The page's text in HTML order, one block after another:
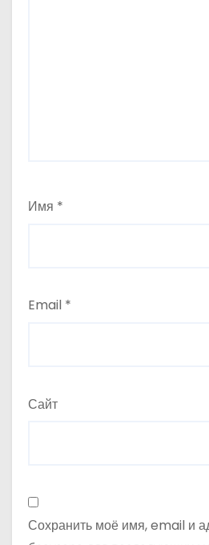
Имя *
Email *
Сайт
Сохранить моё имя, email и